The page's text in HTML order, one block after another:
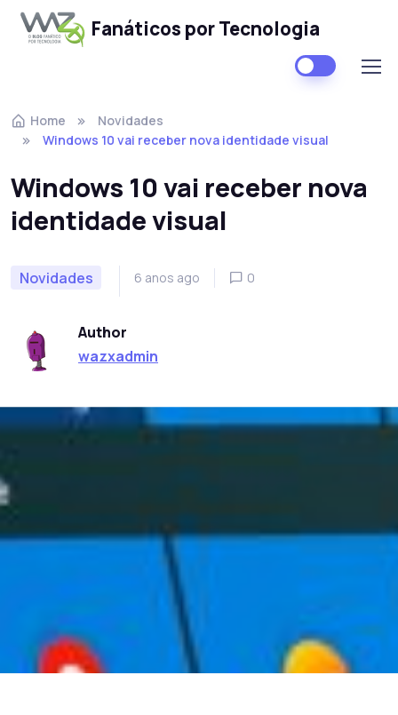
Fanáticos por Tecnologia
Home
Novidades
Windows 10 vai receber nova identidade visual
Windows 10 vai receber nova
identidade visual
Novidades 6 anos ago 0
Author
wazxadmin